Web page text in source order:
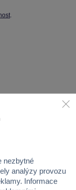
.
nezbytné
analýzy provozu
Informace